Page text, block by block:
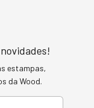
estampas,
da Wood.